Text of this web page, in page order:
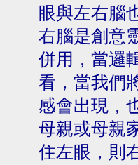
眼與左右腦
右腦是創意
併用，當邏
看，當我們
感會出現，
母親或母親
住左眼，則